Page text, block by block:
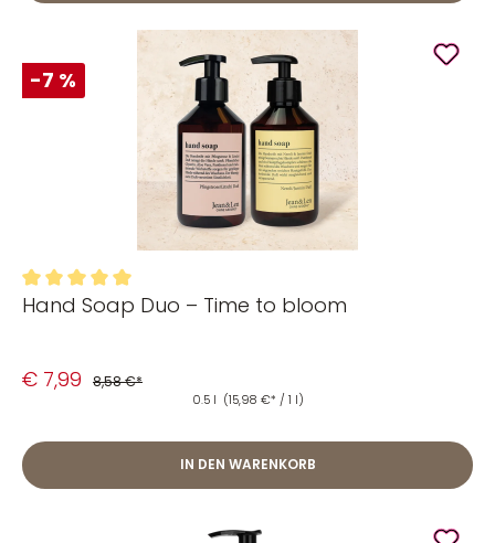
-7 %
Durchschnittliche Bewertung von 5 von 5 Sternen
Hand Soap Duo – Time to bloom
€ 7,99 8,58 €*
0.5 l (15,98 €* / 1 l)
IN DEN WARENKORB